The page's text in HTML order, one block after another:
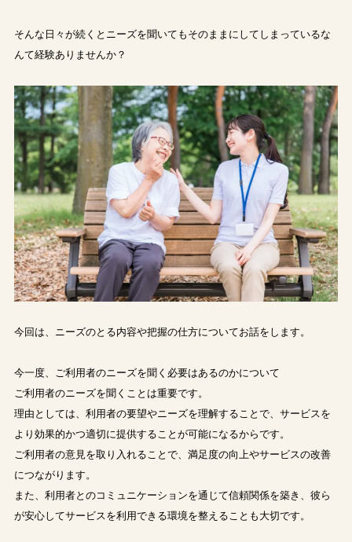
そんな日々が続くとニーズを聞いてもそのままにしてしまっているな
んて経験ありませんか？
今回は、ニーズのとる内容や把握の仕方についてお話をします。
今一度、ご利用者のニーズを聞く必要はあるのかについて
ご利用者のニーズを聞くことは重要です。
理由としては、利用者の要望やニーズを理解することで、サービスを
より効果的かつ適切に提供することが可能になるからです。
ご利用者の意見を取り入れることで、満足度の向上やサービスの改善
につながります。
また、利用者とのコミュニケーションを通じて信頼関係を築き、彼ら
が安心してサービスを利用できる環境を整えることも大切です。